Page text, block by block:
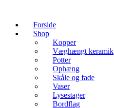
Forside
Shop
Kopper
Væghængt keramik
Potter
Ophæng
Skåle og fade
Vaser
Lysestager
Bordflag